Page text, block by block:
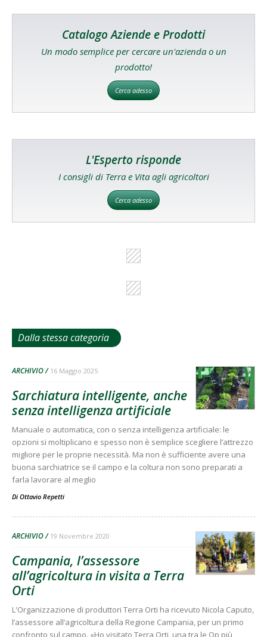
Catalogo Aziende e Prodotti
Un modo semplice per cercare un'azienda o un
prodotto!
Cerca adesso
L'Esperto risponde
I consigli di Terra e Vita agli agricoltori
Cerca adesso
Dalla stessa categoria
ARCHIVIO 16 Maggio 2025
Sarchiatura intelligente, anche
senza intelligenza artificiale
Manuale o automatica, con o senza intelligenza artificiale: le
opzioni si moltiplicano e spesso non è semplice scegliere l’attrezzo
migliore per le proprie necessità. Ma non è sufficiente avere una
buona sarchiatrice se il campo e la coltura non sono preparati a
farla lavorare al meglio
Di Ottavio Repetti
ARCHIVIO 19 Novembre 2020
Campania, l’assessore
all’agricoltura in visita a Terra
Orti
L'Organizzazione di produttori Terra Orti ha ricevuto Nicola Caputo,
l’assessore all’agricoltura della Regione Campania, per un primo
confronto sul campo. «Ho visitato Terra Orti, una tra le Op più